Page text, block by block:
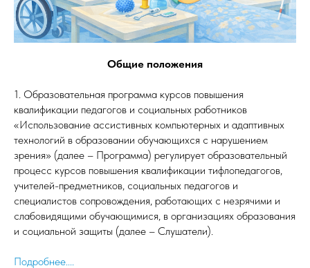
Общие положения
1. Образовательная программа курсов повышения
квалификации педагогов и социальных работников
«Использование ассистивных компьютерных и адаптивных
технологий в образовании обучающихся с нарушением
зрения» (далее – Программа) регулирует образовательный
процесс курсов повышения квалификации тифлопедагогов,
учителей-предметников, социальных педагогов и
специалистов сопровождения, работающих с незрячими и
слабовидящими обучающимися, в организациях образования
и социальной защиты (далее – Слушатели).
Подробнее....